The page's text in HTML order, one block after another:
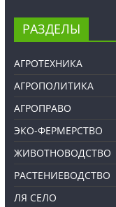
РАЗДЕЛЫ
АГРОТЕХНИКА
АГРОПОЛИТИКА
АГРОПРАВО
ЭКО-ФЕРМЕРСТВО
ЖИВОТНОВОДСТВО
РАСТЕНИЕВОДСТВО
ЛЯ СЕЛО